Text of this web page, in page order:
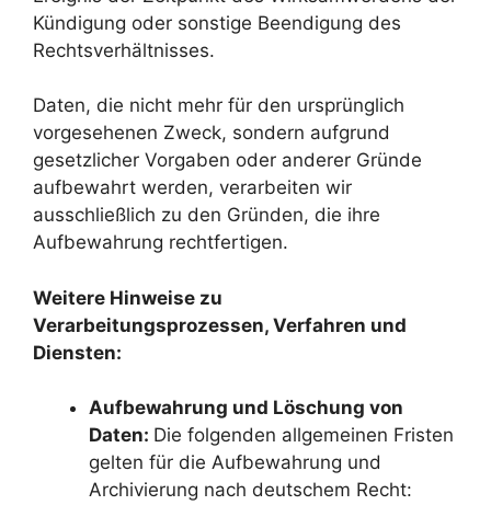
Kündigung oder sonstige Beendigung des
Rechtsverhältnisses.
Daten, die nicht mehr für den ursprünglich
vorgesehenen Zweck, sondern aufgrund
gesetzlicher Vorgaben oder anderer Gründe
aufbewahrt werden, verarbeiten wir
ausschließlich zu den Gründen, die ihre
Aufbewahrung rechtfertigen.
Weitere Hinweise zu
Verarbeitungsprozessen, Verfahren und
Diensten:
Aufbewahrung und Löschung von
Daten: Die folgenden allgemeinen Fristen
gelten für die Aufbewahrung und
Archivierung nach deutschem Recht: